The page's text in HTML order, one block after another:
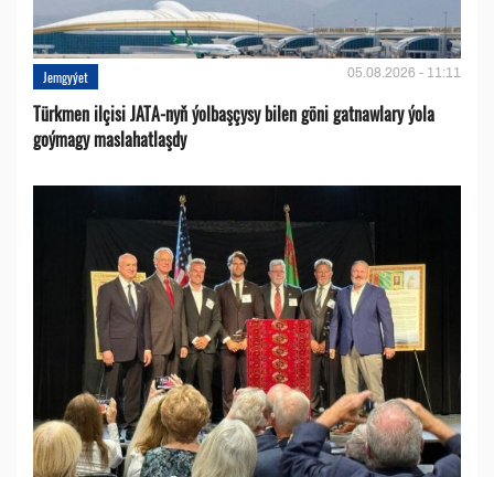
Jemgyýet 05.08.2026 - 11:11
Türkmen ilçisi JATA-nyň ýolbaşçysy bilen göni gatnawlary ýola
goýmagy maslahatlaşdy